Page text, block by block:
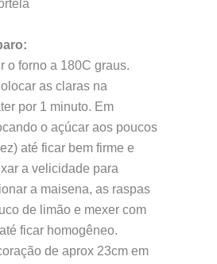
o forno a 180C graus.
as claras na
por 1 minuto. Em
o açúcar aos poucos
até ficar bem firme e
a velicidade para
a maisena, as raspas
de limão e mexer com
ficar homogêneo.
de aprox 23cm em